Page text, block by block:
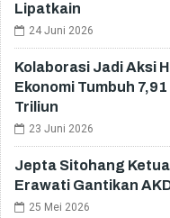
Lipatkain
24 Juni 2026
Kolaborasi Jadi Aksi
Ekonomi Tumbuh
Triliun
23 Juni 2026
Jepta Sitohang Ketua
Erawati Gantikan
25 Mei 2026